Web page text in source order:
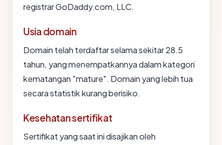
registrar GoDaddy.com, LLC.
Usia domain
Domain telah terdaftar selama sekitar 28.5
tahun, yang menempatkannya dalam kategori
kematangan "mature". Domain yang lebih tua
secara statistik kurang berisiko.
Kesehatan sertifikat
Sertifikat yang saat ini disajikan oleh